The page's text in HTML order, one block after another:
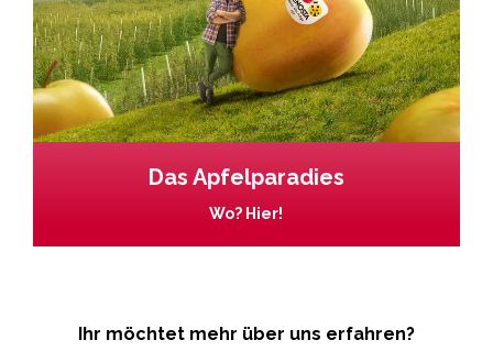
Das Apfelparadies
Wo? Hier!
Ihr möchtet mehr über uns erfahren?